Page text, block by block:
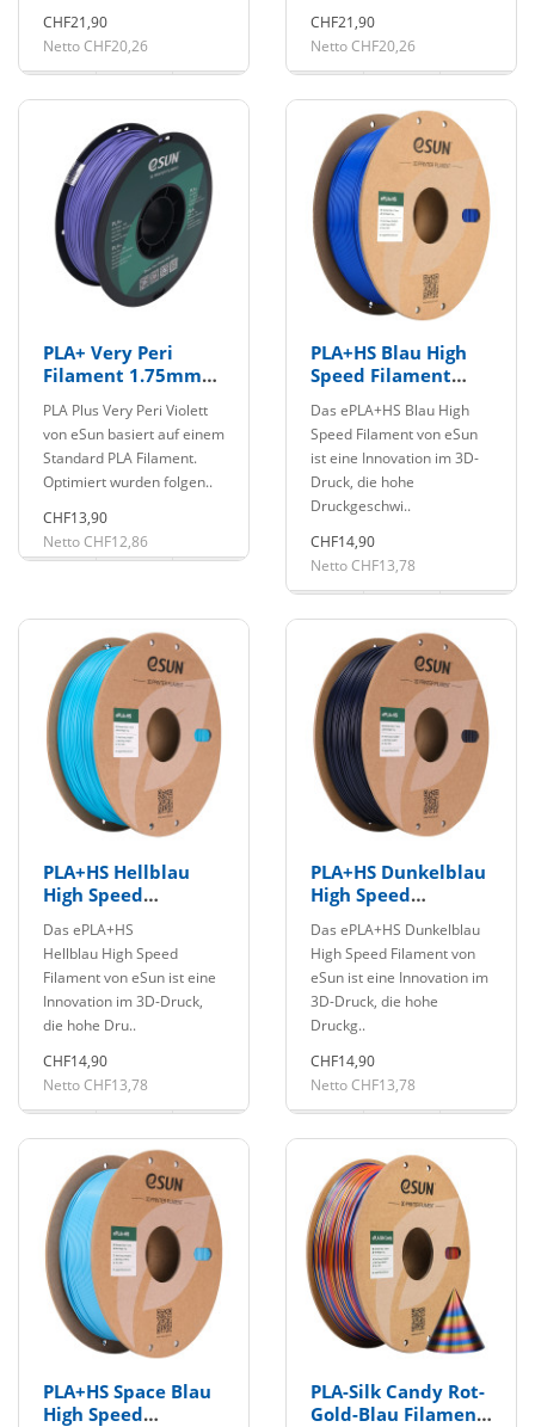
CHF21,90
Netto CHF20,26
CHF21,90
Netto CHF20,26
PLA+ Very Peri
Filament 1.75mm
PLA Plus Very Peri Violett
von eSun basiert auf einem
Standard PLA Filament.
Optimiert wurden folgen..
CHF13,90
Netto CHF12,86
PLA+HS Blau High
Speed Filament
Das ePLA+HS Blau High
Speed Filament von eSun
ist eine Innovation im 3D-
Druck, die hohe
Druckgeschwi..
CHF14,90
Netto CHF13,78
PLA+HS Hellblau
High Speed
1Kg eSun
Das ePLA+HS
Hellblau High Speed
Filament von eSun ist eine
Innovation im 3D-Druck,
die hohe Dru..
CHF14,90
Netto CHF13,78
PLA+HS Dunkelblau
High Speed
1Kg eSun
Das ePLA+HS Dunkelblau
High Speed Filament von
eSun ist eine Innovation im
3D-Druck, die hohe
Druckg..
CHF14,90
Netto CHF13,78
PLA+HS Space Blau
High Speed
PLA-Silk Candy Rot-
Gold-Blau Filament